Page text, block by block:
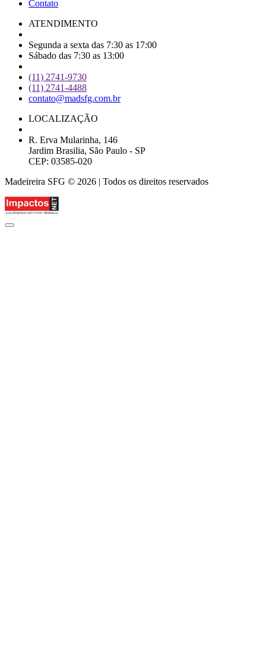
Contato
ATENDIMENTO
Segunda a sexta das 7:30 as 17:00
Sábado das 7:30 as 13:00
(11) 2741-9730
(11) 2741-4488
contato@madsfg.com.br
LOCALIZAÇÃO
R. Erva Mularinha, 146
Jardim Brasilia, São Paulo - SP
CEP: 03585-020
Madeireira SFG © 2026 | Todos os direitos reservados